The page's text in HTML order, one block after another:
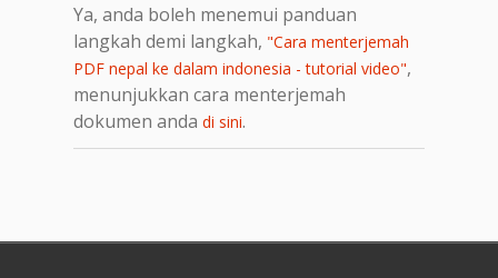
Ya, anda boleh menemui panduan
langkah demi langkah, "Cara menterjemah
PDF nepal ke dalam indonesia - tutorial video",
menunjukkan cara menterjemah
dokumen anda di sini.